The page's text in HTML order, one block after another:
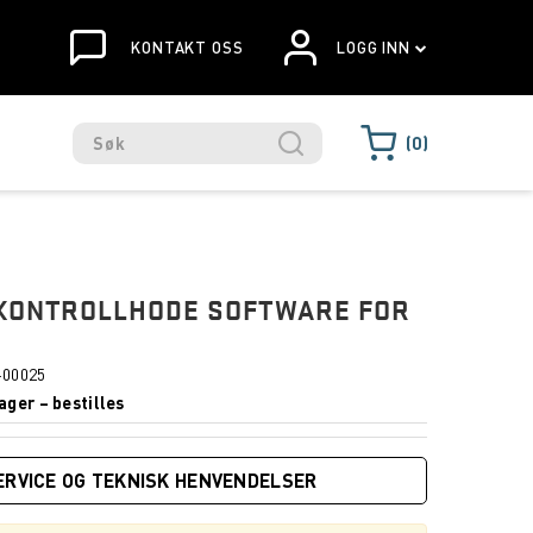
KONTAKT OSS LOGG INN
0
SOFTWARE FOR
– bestilles
OG TEKNISK HENVENDELSER